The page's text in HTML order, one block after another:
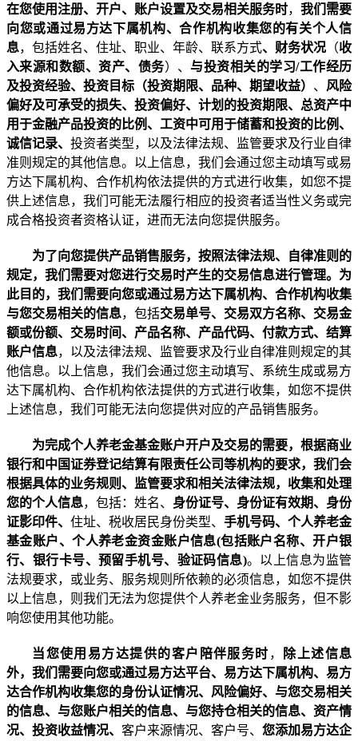
在您使用注册、开户、账户设置及交易相关服务时， 我们需要
向您或通过易方达下属机构、合作机构收集您的有关个人信
息，包括姓名、住址、职业、年龄、联系方式、财务状况 （收
入来源和数额、资产、债务）、 与投资相关的学习/工作经历
及投资经验、投资目标（投资期限、品种、期望收益） 、 风险
偏好及可承受的损失、投资偏好、计划的投资期限、总资产中
用于金融产品投资的比例、工资中可用于储蓄和投资的比例、
诚信记录、 投资者类型，以及法律法规、监管要求及行业自律
准则规定的其他信息。 以上信息，我们会通过您主动填写或易
方达下属机构、合作机构依法提供的方式进行收集，如您不提
供上述信息，我们可能无法履行相应的投资者适当性义务或完
成合格投资者资格认证，进而无法向您提供服务。
为了向您提供产品销售服务，按照法律法规、自律准则的
规定，我们需要对您进行交易时产生的交易信息进行管理。为
此目的，我们需要向您或通过易方达下属机构、合作机构收集
与您交易相关的信息，包括交易单号、交易双方名称、交易金
额或份额、交易时间、产品名称、产品代码、付款方式、结算
账户信息，以及法律法规、监管要求及行业自律准则规定的其
他信息。 以上信息，我们会通过您主动填写、系统生成或易方
达下属机构、合作机构依法提供的方式进行收集，如您不提供
上述信息，我们可能无法向您提供对应的产品销售服务。
为完成个人养老金基金账户开户及交易的需要，根据商业
银行和中国证券登记结算有限责任公司等机构的要求，我们会
根据具体的业务规则、监管要求和相关法律法规，收集和处理
您的个人信息，包括：姓名、 身份证号、身份证有效期、身份
证影印件、 住址、税收居民身份类型、 手机号码、个人养老金
基金账户、个人养老金资金账户信息(包括账户名称、开户银
行、银行卡号、预留手机号、验证码信息)。以上信息为监管
法规要求，或业务、服务规则所依赖的必须信息，如您不提供
以上信息，则我们无法为您提供个人养老金业务服务，但不影
响您使用其他功能。
当您使用易方达提供的客户陪伴服务时 ，
除上述信息
外，我们需要向您或通过易方达平台、易方达下属机构、易方
达合作机构收集您的身份认证情况、风险偏好、与您交易相关
的信息、 与您账户相关的信息、与您持仓相关的信息、资产情
况、投资收益情况、 客户来源情况、客户号、 您添加易方达企